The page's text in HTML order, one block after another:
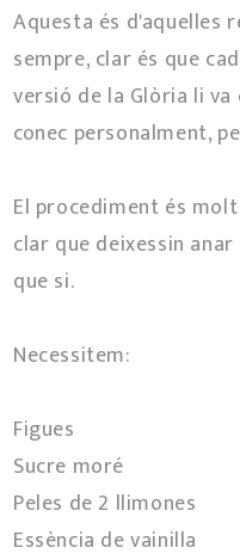
Aquesta és d'aquelles
sempre, clar és que
versió de la Glòria li va
conec personalment,
El procediment és
clar que deixessin
que si.
Necessitem:
Figues
Sucre moré
Peles de 2 llimones
Essència de vainilla